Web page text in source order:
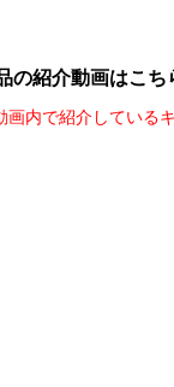
の紹介動画はこち
内で紹介している